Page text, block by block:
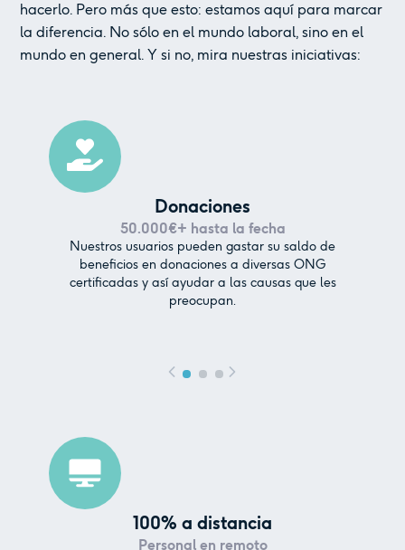
hacerlo. Pero más que esto: estamos aquí para marcar
la diferencia. No sólo en el mundo laboral, sino en el
mundo en general. Y si no, mira nuestras iniciativas:
Donaciones
50.000€+ hasta la fecha
Nuestros usuarios pueden gastar su saldo de
beneficios en donaciones a diversas ONG
certificadas y así ayudar a las causas que les
preocupan.
100% a distancia
Personal en remoto